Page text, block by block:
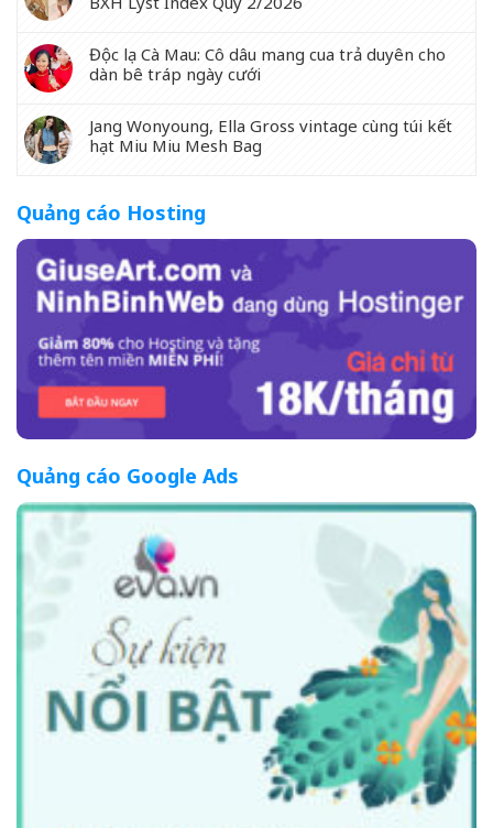
Độc lạ Cà Mau: Cô dâu mang cua trả duyên cho
dàn bê tráp ngày cưới
Jang Wonyoung, Ella Gross vintage cùng túi kết
hạt Miu Miu Mesh Bag
Quảng cáo Hosting
Quảng cáo Google Ads